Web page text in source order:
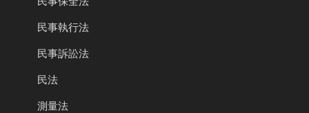
民事執行法
民事訴訟法
民法
測量法